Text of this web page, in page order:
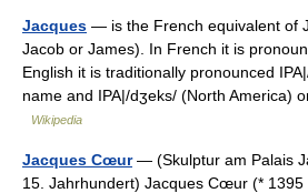
Jacques — is the French equivalent of
Jacob or James). In French it is
English it is traditionally pronounced
name and IPA|/dʒeks/ (North America)
Wikipedia
Jacques Cœur— (Skulptur am Palais
15. Jahrhundert) Jacques Cœur (* 1395